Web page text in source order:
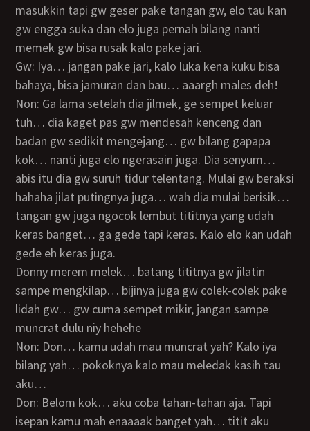
masukkin tapi gw geser pake tangan gw, elo tau kan
gw engga suka dan elo juga pernah bilang nanti
memek gw bisa rusak kalo pake jari.
Gw: Iya… jangan pake jari, kalo luka kena kuku bisa
bahaya, bisa jamuran dan bau… aaargh males deh!
Non: Ga lama setelah dia jilmek, ge sempet keluar
tuh… dia kaget pas gw mendesah kenceng dan
badan gw sedikit mengejang… gw bilang gapapa
kok… nanti juga elo ngerasain juga. Dia senyum…
abis itu dia gw suruh tidur telentang. Mulai gw beraksi
hahaha jilat putingnya juga… wah dia mulai berisik…
tangan gw juga ngocok lembut tititnya yang udah
keras banget… ga gede tapi keras. Kalo elo kan udah
gede eh keras juga.
Donny merem melek… batang tititnya gw jilatin
sampe mengkilap… bijinya juga gw colek-colek pake
lidah gw… gw cuma sempet mikir, jangan sampe
muncrat dulu niy hehehe
Non: Don… kamu udah mau muncrat yah? Kalo iya
bilang yah… pokoknya kalo mau meledak kasih tau
aku…
Don: Belom kok… aku coba tahan-tahan aja. Tapi
isepan kamu mah enaaaak banget yah… titit aku